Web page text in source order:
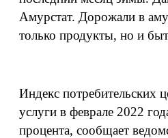
Амурстат. Дорожали в
только продукты, но и
Индекс потребительских
услуги в феврале 2022
процента, сообщает